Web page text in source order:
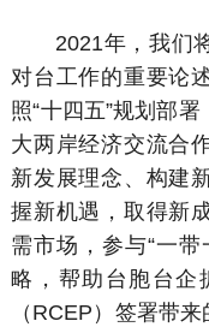
2021年，我们将
对台工作的重要论
照“十四五”规划部
大两岸经济交流合
新发展理念、构建
握新机遇，取得新
需市场，参与“一
略，帮助台胞台企
（RCEP）签署带